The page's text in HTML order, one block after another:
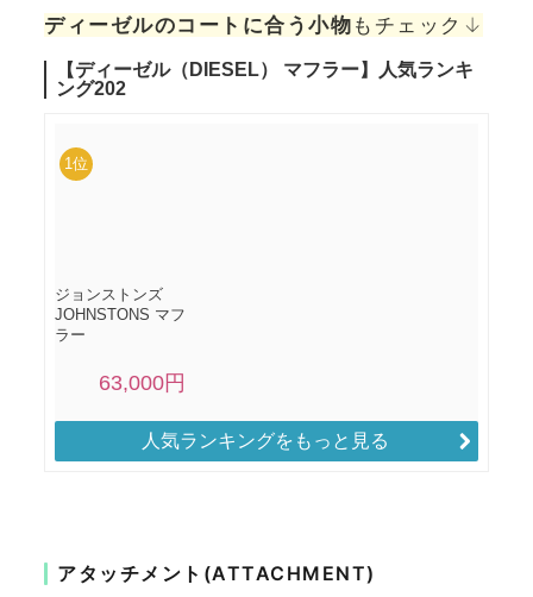
ディーゼルのコートに合う小物 もチェック↓
人気ランキングをもっと見る
アタッチメント(ATTACHMENT)